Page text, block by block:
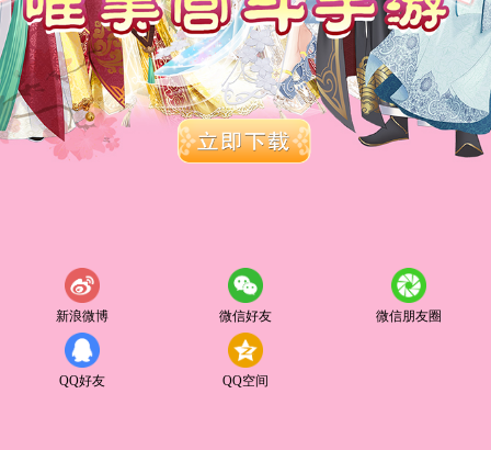
新浪微博 微信好友 微信朋友圈
QQ好友 QQ空间